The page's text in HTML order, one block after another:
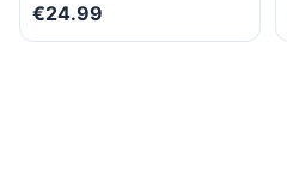
Milieuzuinig | Water- en
stofbestendig | Zelfklevend |
€24.99